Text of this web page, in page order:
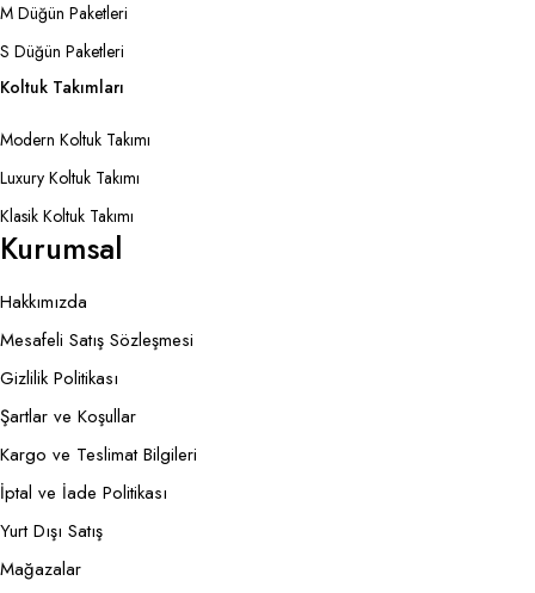
M Düğün Paketleri
S Düğün Paketleri
Koltuk Takımları
Modern Koltuk Takımı
Luxury Koltuk Takımı
Klasik Koltuk Takımı
Kurumsal
Hakkımızda
Mesafeli Satış Sözleşmesi
Gizlilik Politikası
Şartlar ve Koşullar
Kargo ve Teslimat Bilgileri
İptal ve İade Politikası
Yurt Dışı Satış
Mağazalar